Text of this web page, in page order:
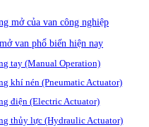
mở của van công nghiệp
van phổ biến hiện nay
tay (Manual Operation)
khí nén (Pneumatic Actuator)
điện (Electric Actuator)
thủy lực (Hydraulic Actuator)